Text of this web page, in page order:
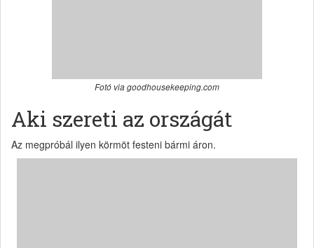
Fotó via goodhousekeeping.com
Aki szereti az országát
Az megpróbál ilyen körmöt festeni bármi áron.